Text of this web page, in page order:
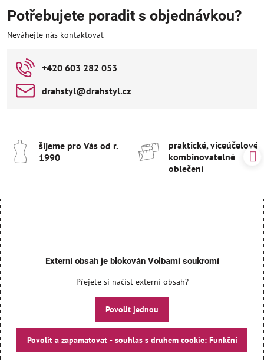
Potřebujete poradit s objednávkou?
Neváhejte nás kontaktovat
+420 603 282 053
drahstyl​@drahstyl​.cz
šijeme pro Vás od r​.
1990
praktické, víceúčelové
kombinovatelné
oblečení
Externí obsah je blokován Volbami soukromí
Přejete si načíst externí obsah?
Povolit jednou
Povolit a zapamatovat - souhlas s druhem cookie: Funkční